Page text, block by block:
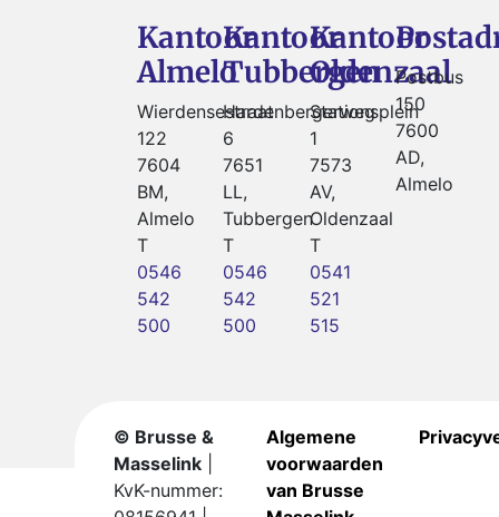
Kantoor
Almelo
Wierdensestraat
122
7604
BM,
Almelo
T
0546
542
500
Kantoor
Tubbergen
Hardenbergerweg
6
7651
LL,
Tubbergen
T
0546
542
500
Kantoor
Oldenzaal
Stationsplein
1
7573
AV,
Oldenzaal
T
0541
521
515
Postbus
150
7600
AD,
Almelo
© Brusse &
Masselink
KvK-nummer:
Algemene
voorwaarden
van Brusse